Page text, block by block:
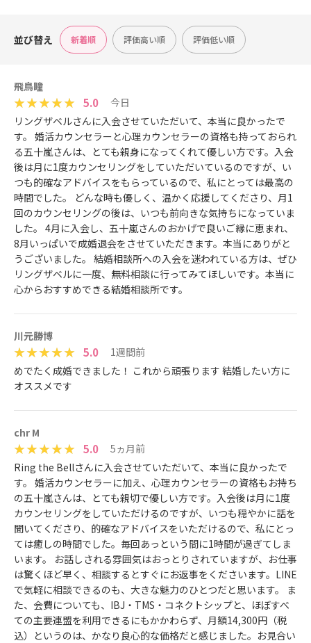
並び替え 新着順 評価高い順 評価低い順
飛鳥瞳
5.0
今日
リングザベルさんに入会させていただいて、本当に良かったで
す。 婚活カウンセラーと心理カウンセラーの資格も持っておられ
る五十嵐さんは、とても親身になってくれて優しい方です。入会
後は月に1度カウンセリングをしていただいているのですが、い
つも的確なアドバイスをもらっているので、私にとっては最高の
時間でした。 どんな時も優しく、温かく応援してくださり、月1
回のカウンセリングの後は、いつも前向きな気持ちになっていま
した。 4月に入会し、五十嵐さんのおかげで良いご縁に恵まれ、
8月いっぱいで成婚退会をさせていただきます。本当にありがと
うございました。 結婚相談所への入会を迷われている方は、ぜひ
リングザベルに一度、無料相談に行ってみてほしいです。本当に
心からおすすめできる結婚相談所です。
川元勝博
5.0
1週間前
めでたく成婚できました！ これから頑張ります 結婚したい方に
オススメです
chr M
5.0
5ヵ月前
Ring the Bellさんに入会させていただいて、本当に良かったで
す。 婚活カウンセラーに加え、心理カウンセラーの資格もお持ち
の五十嵐さんは、とても親切で優しい方です。入会後は月に1度
カウンセリングをしていただけるのですが、いつも穏やかに話を
聞いてくださり、的確なアドバイスをいただけるので、私にとっ
ては癒しの時間でした。毎回あっという間に1時間が過ぎてしま
います。 お話しされる雰囲気はおっとりされていますが、お仕事
は驚くほど早く、相談するとすぐにお返事をくださいます。LINE
で気軽に相談できるのも、大きな魅力のひとつだと思います。 ま
た、会費についても、IBJ・TMS・コネクトシップと、ほぼすべ
ての主要連盟を利用できるにもかかわらず、月額14,300円（税
込）というのは、かなり良心的な価格だと感じました。お見合い